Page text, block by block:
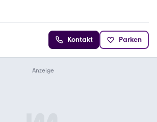
Kontakt Parken